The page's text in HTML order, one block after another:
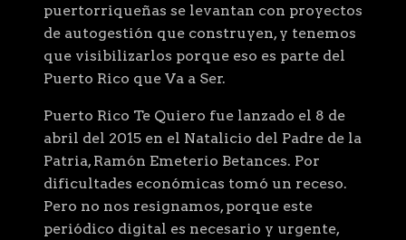
puertorriqueñas se levantan con proyectos
de autogestión que construyen, y tenemos
que visibilizarlos porque eso es parte del
Puerto Rico que Va a Ser.
Puerto Rico Te Quiero fue lanzado el 8 de
abril del 2015 en el Natalicio del Padre de la
Patria, Ramón Emeterio Betances. Por
dificultades económicas tomó un receso.
Pero no nos resignamos, porque este
periódico digital es necesario y urgente,